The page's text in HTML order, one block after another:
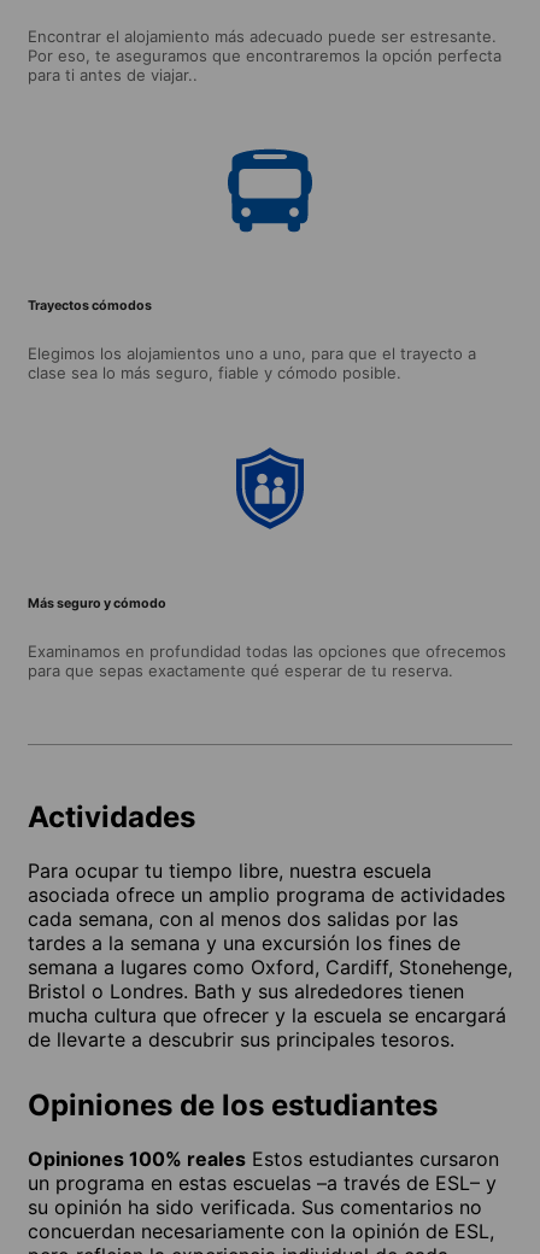
Encontrar el alojamiento más adecuado puede ser estresante.
Por eso, te aseguramos que encontraremos la opción perfecta
para ti antes de viajar..
Trayectos cómodos
Elegimos los alojamientos uno a uno, para que el trayecto a
clase sea lo más seguro, fiable y cómodo posible.
Más seguro y cómodo
Examinamos en profundidad todas las opciones que ofrecemos
para que sepas exactamente qué esperar de tu reserva.
Actividades
Para ocupar tu tiempo libre, nuestra escuela
asociada ofrece un amplio programa de actividades
cada semana, con al menos dos salidas por las
tardes a la semana y una excursión los fines de
semana a lugares como Oxford, Cardiff, Stonehenge,
Bristol o Londres. Bath y sus alrededores tienen
mucha cultura que ofrecer y la escuela se encargará
de llevarte a descubrir sus principales tesoros.
Opiniones de los estudiantes
Opiniones 100% reales Estos estudiantes cursaron
un programa en estas escuelas –a través de ESL– y
su opinión ha sido verificada. Sus comentarios no
concuerdan necesariamente con la opinión de ESL,